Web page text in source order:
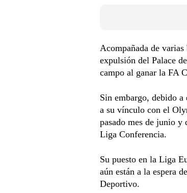
Acompañada de
expulsión del Palace
campo al ganar la FA
Sin embargo, debido
a su vínculo con el
pasado mes de junio y
Liga Conferencia.
Su puesto en la Liga
aún están a la espera
Deportivo.